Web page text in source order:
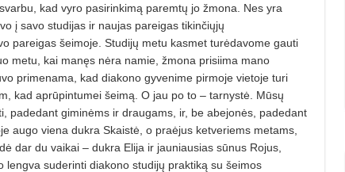
kad vyro pasirinkimą paremtų jo žmona. Nes yra
į savo studijas ir naujas pareigas tikinčiųjų
pareigas šeimoje. Studijų metu kasmet turėdavome gauti
metu, kai manęs nėra namie, žmona prisiima mano
primenama, kad diakono gyvenime pirmoje vietoje turi
kad aprūpintumei šeimą. O jau po to – tarnystė. Mūsų
padedant giminėms ir draugams, ir, be abejonės, padedant
augo viena dukra Skaistė, o praėjus ketveriems metams,
dar du vaikai – dukra Elija ir jauniausias sūnus Rojus,
lengva suderinti diakono studijų praktiką su šeimos